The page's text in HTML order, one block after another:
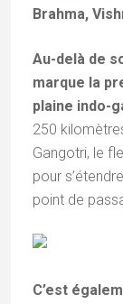
Brahma,
Au-delà de
marque la
plaine indo-
250
Gangotri, le
pour
point de
C’est